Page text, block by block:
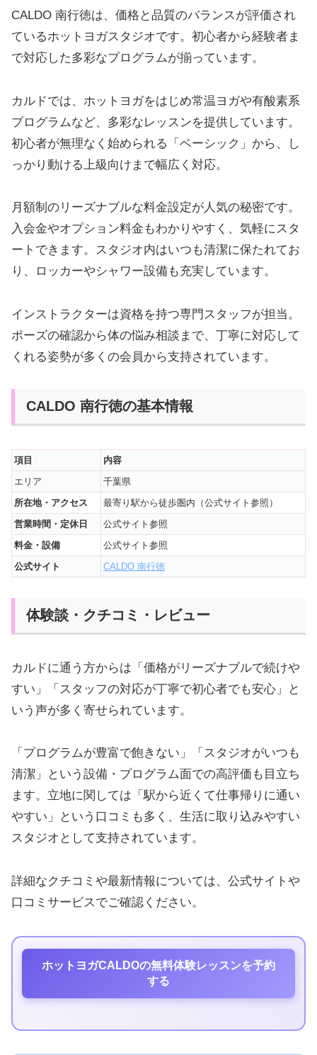
CALDO 南行徳は、価格と品質のバランスが評価され
ているホットヨガスタジオです。初心者から経験者ま
で対応した多彩なプログラムが揃っています。
カルドでは、ホットヨガをはじめ常温ヨガや有酸素系
プログラムなど、多彩なレッスンを提供しています。
初心者が無理なく始められる「ベーシック」から、し
っかり動ける上級向けまで幅広く対応。
月額制のリーズナブルな料金設定が人気の秘密です。
入会金やオプション料金もわかりやすく、気軽にスタ
ートできます。スタジオ内はいつも清潔に保たれてお
り、ロッカーやシャワー設備も充実しています。
インストラクターは資格を持つ専門スタッフが担当。
ポーズの確認から体の悩み相談まで、丁寧に対応して
くれる姿勢が多くの会員から支持されています。
CALDO 南行徳の基本情報
項目
内容
エリア
千葉県
所在地・アクセス
最寄り駅から徒歩圏内（公式サイト参照）
営業時間・定休日
公式サイト参照
料金・設備
公式サイト参照
公式サイト
CALDO 南行徳
体験談・クチコミ・レビュー
カルドに通う方からは「価格がリーズナブルで続けや
すい」「スタッフの対応が丁寧で初心者でも安心」と
いう声が多く寄せられています。
「プログラムが豊富で飽きない」「スタジオがいつも
清潔」という設備・プログラム面での高評価も目立ち
ます。立地に関しては「駅から近くて仕事帰りに通い
やすい」という口コミも多く、生活に取り込みやすい
スタジオとして支持されています。
詳細なクチコミや最新情報については、公式サイトや
口コミサービスでご確認ください。
ホットヨガCALDOの無料体験レッスンを予約
する